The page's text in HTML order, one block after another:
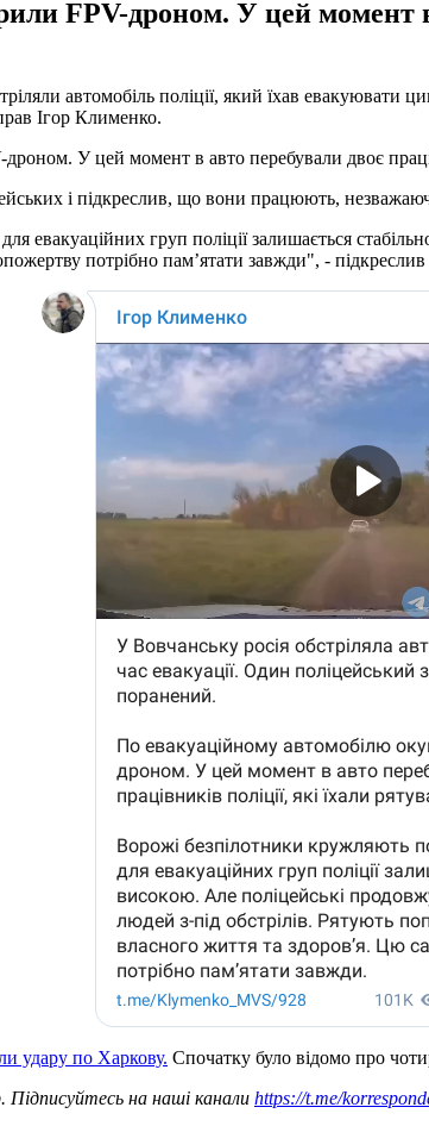
FPV-дроном. У цей момент в
автомобіль поліції, який їхав
Ігор Клименко.
У цей момент в авто перебували двоє
і підкреслив, що вони працюють,
евакуаційних груп поліції залишається
потрібно памʼятати завжди", - підкреслив
удару по Харкову. Спочатку було відомо про
Підписуйтесь на наші канали https://t.me/